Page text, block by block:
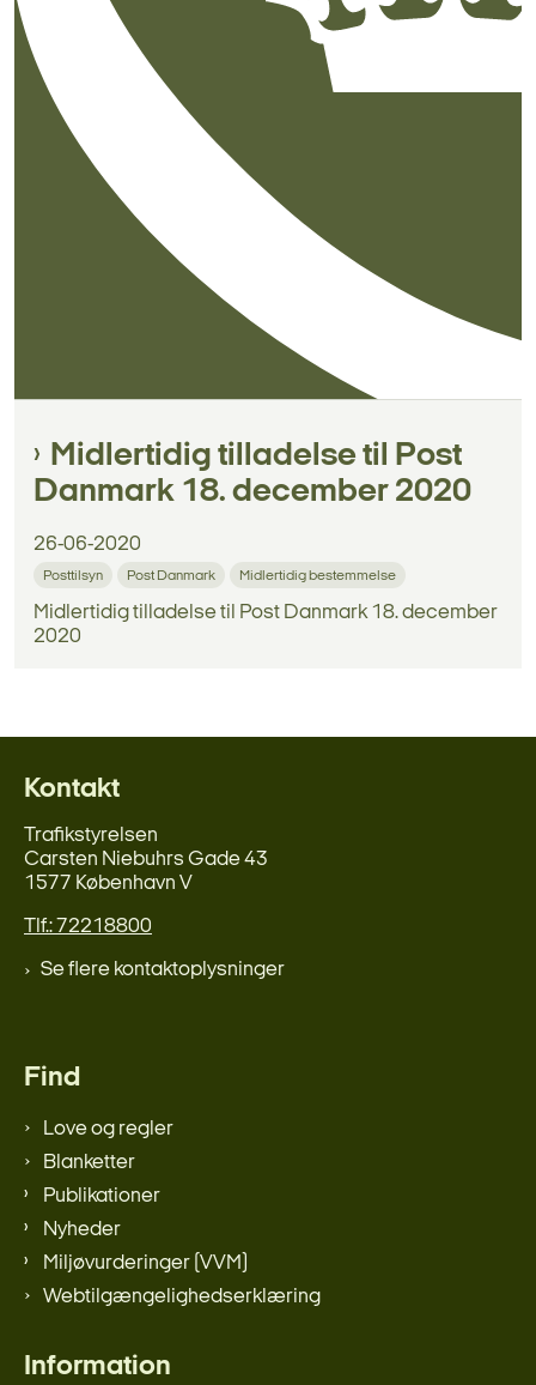
Midlertidig tilladelse til Post
Danmark 18. december 2020
26-06-2020
Posttilsyn Post Danmark Midlertidig bestemmelse
Midlertidig tilladelse til Post Danmark 18. december
2020
Kontakt
Trafikstyrelsen
Carsten Niebuhrs Gade 43
1577 København V
Tlf.: 72218800
Se flere kontaktoplysninger
Find
Love og regler
Blanketter
Publikationer
Nyheder
Miljøvurderinger (VVM)
Webtilgængelighedserklæring
Information